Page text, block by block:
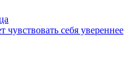
себя увереннее